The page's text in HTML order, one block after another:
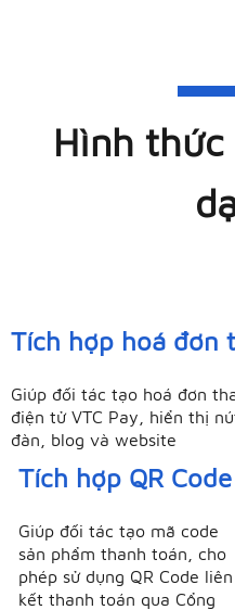
Hình
Tích hợp hoá đơn
Giúp đối tác tạo hoá đơn
điện tử VTC Pay, hiển thị
đàn, blog và website
Tích hợp QR Code
Giúp đối tác tạo mã code
sản phẩm thanh toán, cho
phép sử dụng QR Code liên
kết thanh toán qua Cổng